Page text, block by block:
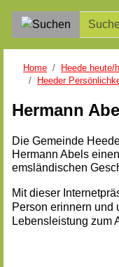
Home Heede heute/
Heeder
Hermann
Die Gemeinde
Hermann Abels
emsländischen
Mit dieser
Person erinnern und
Lebensleistung zum